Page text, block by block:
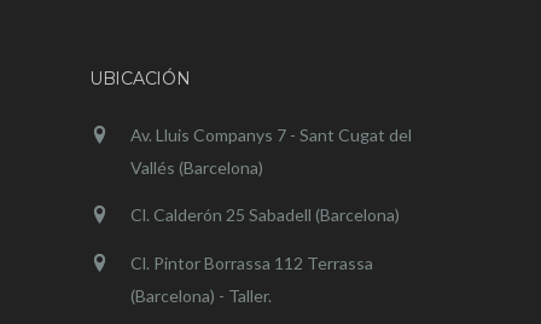
UBICACIÓN
Av. Lluis Companys 7 - Sant Cugat del
Vallés (Barcelona)
Cl. Calderón 25 Sabadell (Barcelona)
Cl. Pintor Borrassa 112 Terrassa
(Barcelona) - Taller.